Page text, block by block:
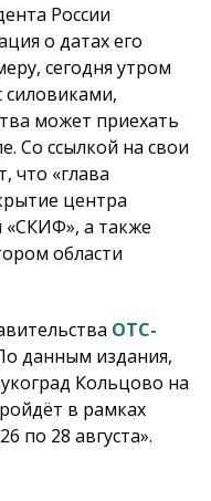
России
о датах его
сегодня утром
силовиками,
может приехать
Со ссылкой на свои
что «глава
центра
«СКИФ», а также
области
ОТС-
данным издания,
Кольцово на
в рамках
по 28 августа».